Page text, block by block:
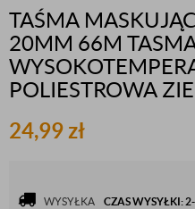
TAŚMA
20MM 66M
POLIESTROWA
24,99zł
WYSYŁKA CZAS WYSYŁKI: